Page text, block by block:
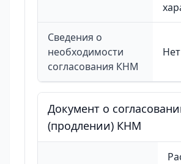
Сведения о
необходимости
согласования КНМ
Нет
Документ о
(продлении) КНМ